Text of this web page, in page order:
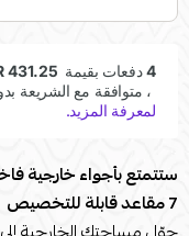
ستتمتع بأجواء
7 مقاعد قابلة للتخصيص